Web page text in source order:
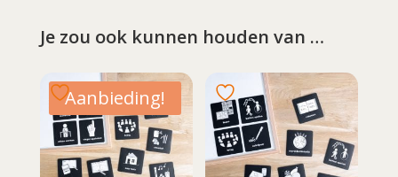
Je zou ook kunnen houden van …
Aanbieding!